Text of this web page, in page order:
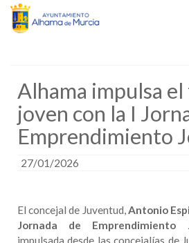
Alhama impulsa
joven con la I
Emprendimiento
27/01/2026
El concejal de Juventud,Antonio
Jornada de Emprendimiento
impulsada desde las concejalías de